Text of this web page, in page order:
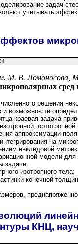
задач
учитывать
М. В. Ломоносова,
сред
решения
возможно-сти
краевая задача
аппроксимации
на
евклидовой
модели
задачи:
изотропного тела;
конечной
КНЦ,